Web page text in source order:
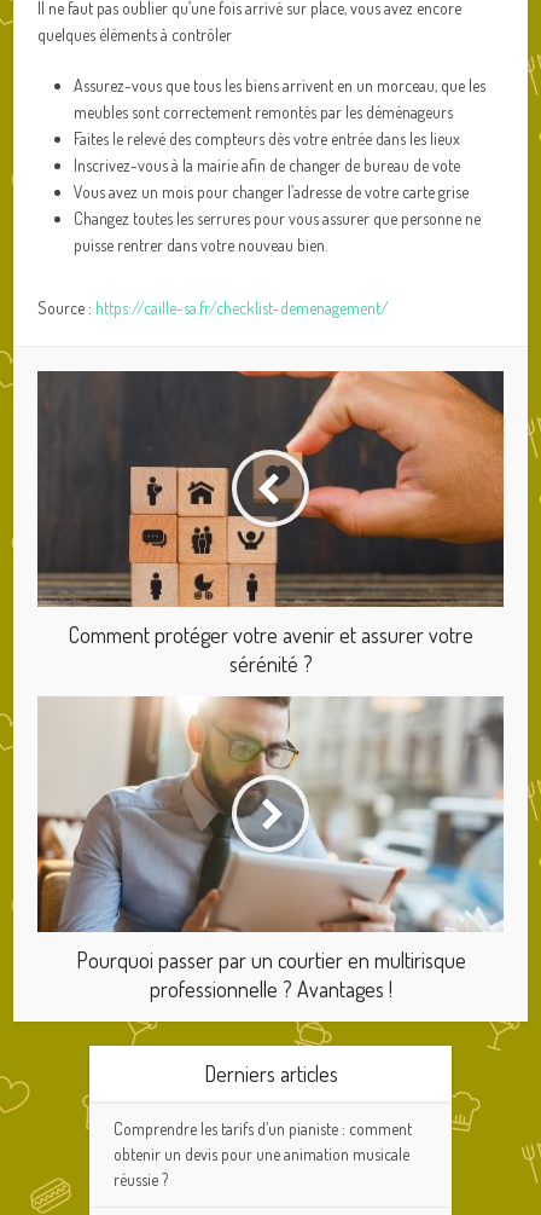
Il ne faut pas oublier qu’une fois arrivé sur place, vous avez encore
quelques éléments à contrôler
Assurez-vous que tous les biens arrivent en un morceau, que les
meubles sont correctement remontés par les déménageurs
Faites le relevé des compteurs dès votre entrée dans les lieux
Inscrivez-vous à la mairie afin de changer de bureau de vote
Vous avez un mois pour changer l’adresse de votre carte grise
Changez toutes les serrures pour vous assurer que personne ne
puisse rentrer dans votre nouveau bien.
Source : https://caille-sa.fr/checklist-demenagement/
Comment protéger votre avenir et assurer votre
sérénité ?
Pourquoi passer par un courtier en multirisque
professionnelle ? Avantages !
Derniers articles
Comprendre les tarifs d’un pianiste : comment
obtenir un devis pour une animation musicale
réussie ?